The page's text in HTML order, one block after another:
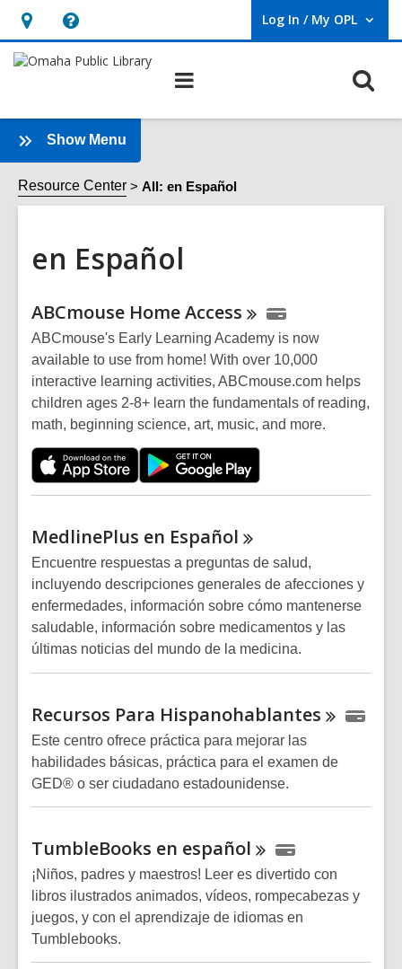
Hours
&
opens
an
overlay
Help,
opens
overlay
Log In / My OPL
User Log In / My OPL.
Show Menu
en
Español
Sidebar
Resource Center All: en Español
en Español
Online
Resources
ABCmouse HomeAccess
ABCmouse's Early Learning Academy is now
available to use from home! With over 10,000
interactive learning activities, ABCmouse.com helps
children ages 2-8+ learn the fundamentals of reading,
math, beginning science, art, music, and more.
MedlinePlus en Español
Encuentre respuestas a preguntas de salud,
incluyendo descripciones generales de afecciones y
enfermedades, información sobre cómo mantenerse
saludable, información sobre medicamentos y las
últimas noticias del mundo de la medicina.
Recursos Para Hispanohablantes
Este centro ofrece práctica para mejorar las
habilidades básicas, práctica para el examen de
GED® o ser ciudadano estadounidense.
TumbleBooks en español
¡Niños, padres y maestros! Leer es divertido con
libros ilustrados animados, vídeos, rompecabezas y
juegos, y con el aprendizaje de idiomas en
Tumblebooks.